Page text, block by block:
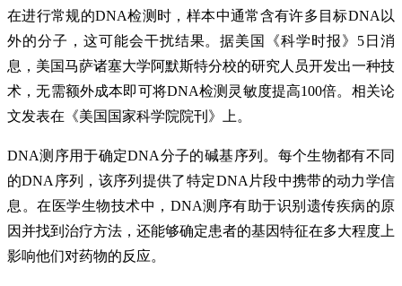
在进行常规的DNA检测时，样本中通常含有许多目标DNA以
外的分子，这可能会干扰结果。据美国《科学时报》5日消
息，美国马萨诸塞大学阿默斯特分校的研究人员开发出一种技
术，无需额外成本即可将DNA检测灵敏度提高100倍。相关论
文发表在《美国国家科学院院刊》上。
DNA测序用于确定DNA分子的碱基序列。每个生物都有不同
的DNA序列，该序列提供了特定DNA片段中携带的动力学信
息。在医学生物技术中，DNA测序有助于识别遗传疾病的原
因并找到治疗方法，还能够确定患者的基因特征在多大程度上
影响他们对药物的反应。